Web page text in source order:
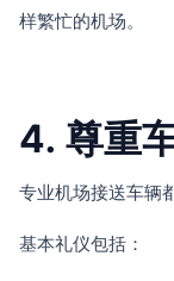
样繁忙的机场。
4. 尊重
专业机场接送车辆
基本礼仪包括：